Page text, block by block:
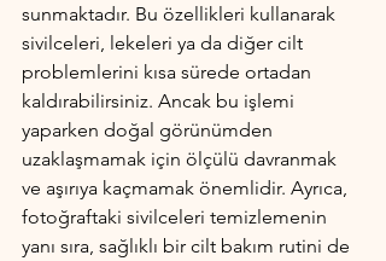
sunmaktadır. Bu özellikleri kullanarak
sivilceleri, lekeleri ya da diğer cilt
problemlerini kısa sürede ortadan
kaldırabilirsiniz. Ancak bu işlemi
yaparken doğal görünümden
uzaklaşmamak için ölçülü davranmak
ve aşırıya kaçmamak önemlidir. Ayrıca,
fotoğraftaki sivilceleri temizlemenin
yanı sıra, sağlıklı bir cilt bakım rutini de